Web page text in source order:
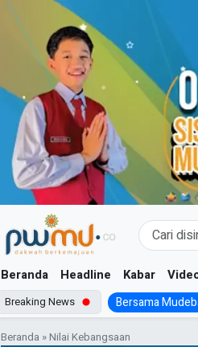
Beranda Headline Kabar
Breaking News Bersama
Beranda »Nilai Kebangsaan